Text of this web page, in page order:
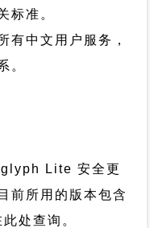
标准。
有中文用户服务，
。
Lite 安全更
前所用的版本包含
处查询。